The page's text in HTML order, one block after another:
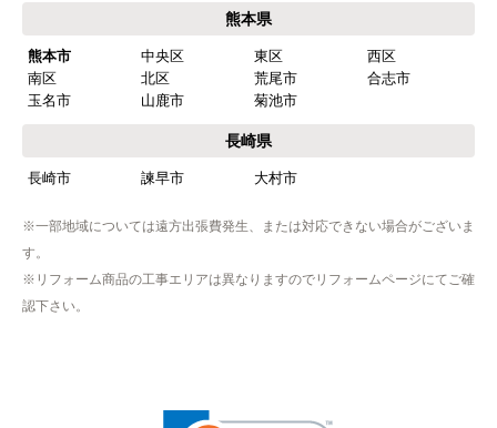
【注文からどのくらいで届きましたか？】
忘れました
【その他感想・コメント】
工事は土曜日に申し込んだが、
たので、仕事を1日休まなければならなかった。
熊本県
熊本市 中央区 東区
西区
南区
北区 荒尾市
合志市
玉名市
山鹿市 菊池市
長崎県
長崎市 諫早市 大村市
※一部地域については遠方出張費発生、または対応できない場合がございま
す。
※リフォーム商品の工事エリアは異なりますのでリフォームページにてご確
認下さい。